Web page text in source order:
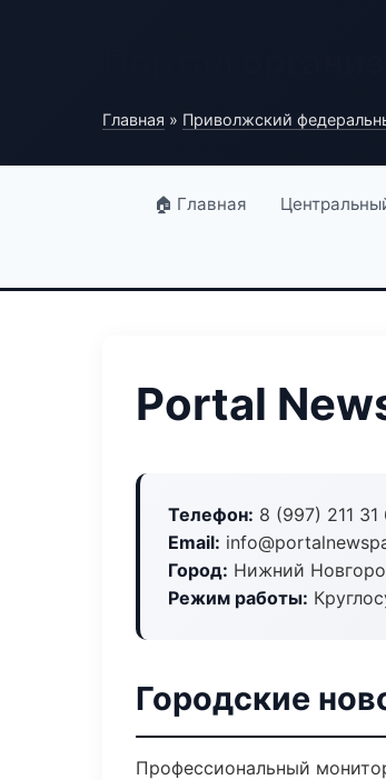
Главная » Приволжский
🏠 Главная
Portal
Телефон: 8 (997) 211 31
Email:
Город: Нижний
Режим работы:
Городские
Профессиональный